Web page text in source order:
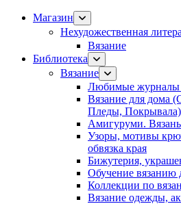
Магазин
Нехудожественная
Вязание
Библиотека
Вязание
Любимые журналы
Вязание для дома
Пледы, Покрывала)
Амигуруми.
Узоры, мотивы
обвязка края
Бижутерия,
Обучение
Коллекции по
Вязание одежды,